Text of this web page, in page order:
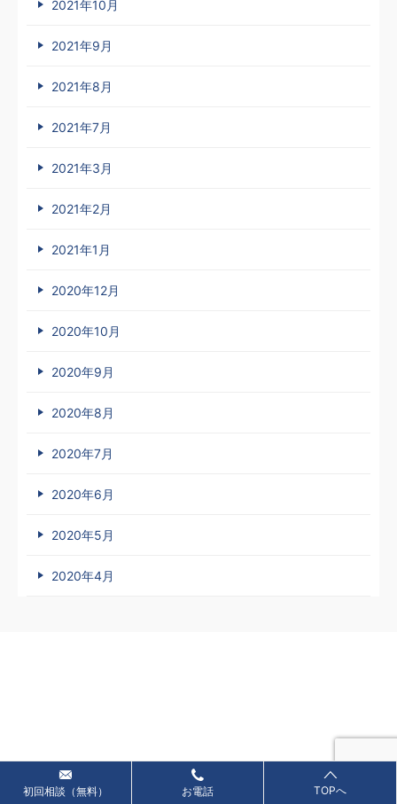
2021年10月
2021年9月
2021年8月
2021年7月
2021年3月
2021年2月
2021年1月
2020年12月
2020年10月
2020年9月
2020年8月
2020年7月
2020年6月
2020年5月
2020年4月
初回相談（無料） お電話 TOPへ